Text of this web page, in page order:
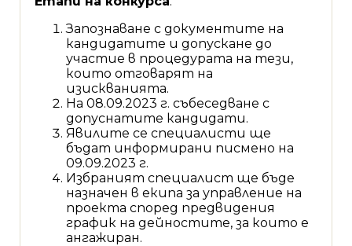
Запознаване с документите на
кандидатите и допускане до
участие в процедурата на тези,
които отговарят на
изискванията.
На 08.09.2023 г. събеседване с
допуснатите кандидати.
Явилите се специалисти ще
бъдат информирани писмено на
09.09.2023 г.
Избраният специалист ще бъде
назначен в екипа за управление на
проекта според предвидения
график на дейностите, за които е
ангажиран.